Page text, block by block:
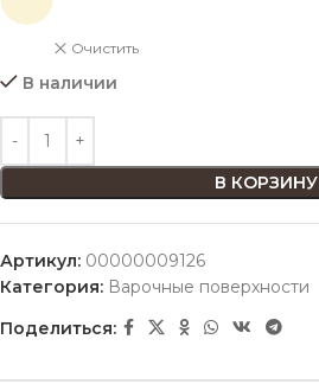
Очистить
В наличии
В КОРЗИНУ
Артикул: 00000009126
Категория: Варочные поверхности
Поделиться: